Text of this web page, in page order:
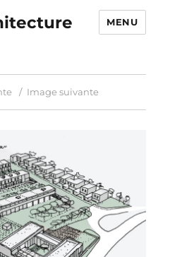
MENU
Image suivante